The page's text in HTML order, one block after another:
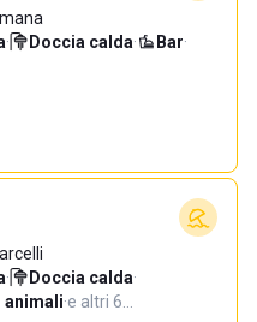
· Doccia calda· Bar·
· Doccia calda·
animali·e altri 6…